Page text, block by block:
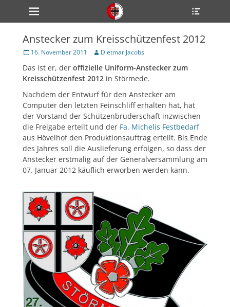
zum
Inhalt
Primärmenü
Anstecker zum Kreisschützenfest 2012
Veröffentlicht
16. November 2011 Author
Dietmar Jacobs
Das ist er, der offizielle Uniform-Anstecker zum
Kreisschützenfest 2012 in Störmede.
Nachdem der Entwurf für den Anstecker am
Computer den letzten Feinschliff erhalten hat, hat
der Vorstand der Schützenbruderschaft inzwischen
die Freigabe erteilt und der Fa. Michelis Festbedarf
aus Hövelhof den Produktionsauftrag erteilt. Bis Ende
des Jahres soll die Auslieferung erfolgen, so dass der
Anstecker erstmalig auf der Generalversammlung am
07. Januar 2012 käuflich erworben werden kann.